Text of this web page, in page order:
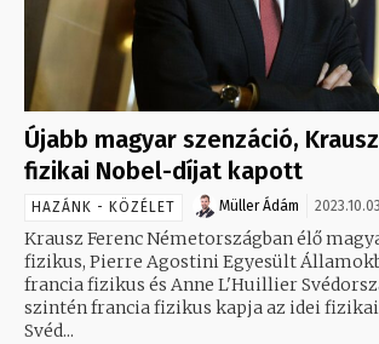
Újabb magyar szenzáció,
fizikai Nobel-díjat kapott
HAZÁNK - KÖZÉLET Müller Ádám
Krausz Ferenc Németországban élő
fizikus, Pierre Agostini Egyesült
francia fizikus és Anne L'Huillier
szintén francia fizikus kapja az idei
Svéd...